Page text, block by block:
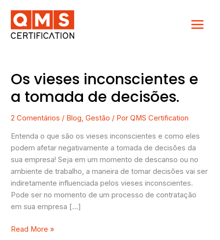
para
conteúdo
Os vieses inconscientes e
a tomada de decisões.
2 Comentários / Blog,Gestão / PorQMS Certification
Entenda o que são os vieses inconscientes e como eles
podem afetar negativamente a tomada de decisões da
sua empresa! Seja em um momento de descanso ou no
ambiente de trabalho, a maneira de tomar decisões vai ser
indiretamente influenciada pelos vieses inconscientes.
Pode ser no momento de um processo de contratação
em sua empresa […]
Os
inconscientes
a
tomada
de
decisões.
Read More »